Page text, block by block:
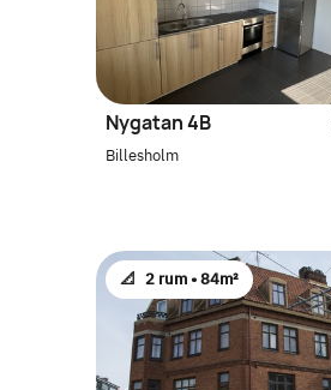
Nygatan 4B
Billesholm
📐 2 rum •84m²